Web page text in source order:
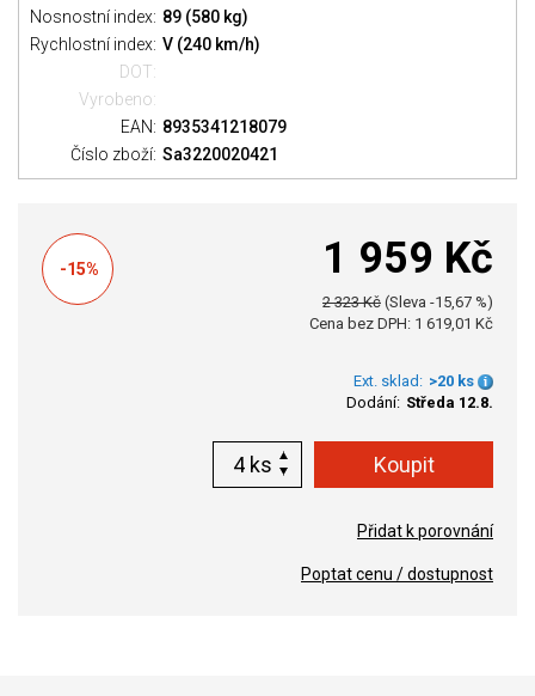
Nosnostní index: 89 (580 kg)
Rychlostní index: V (240 km/h)
DOT:
Vyrobeno:
EAN: 8935341218079
Číslo zboží: Sa3220020421
-15% 1 959 Kč
2 323 Kč (Sleva -15,67 %)
Cena bez DPH: 1 619,01 Kč
Ext. sklad: >20 ks
Dodání: Středa 12.8.
ks
Přidat k porovnání
Poptat cenu / dostupnost